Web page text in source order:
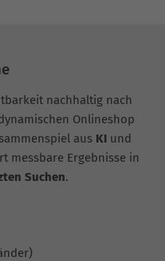
nachhaltig nach
Onlineshop
aus KI und
messbare Ergebnisse in
Suchen.